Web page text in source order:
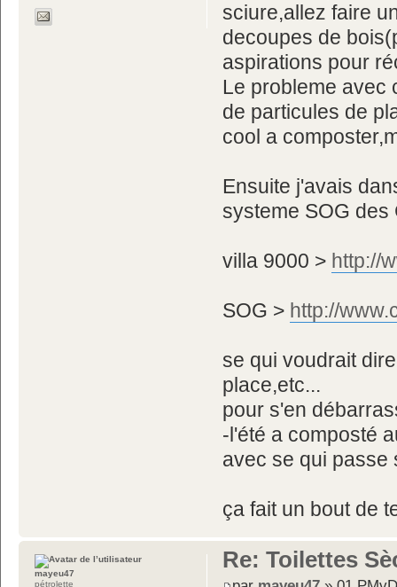
sciure,allez faire
decoupes de
aspirations pour
Le probleme avec
de particules de
cool a
Ensuite j'avais
systeme SOG
villa 9000 > http://
SOG > http://
se qui voudrait
place,etc...
pour s'en
-l'été a composté
avec se qui passe
ça fait un bout de
Re: Toilettes
mayeu47
pétrolette